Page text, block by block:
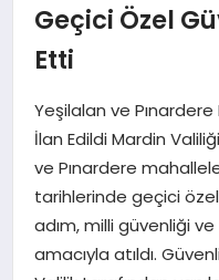
MAGAZIN
EĞITIM
TEKNOLOJI
Geçici Özel
Etti
Yeşilalan ve
İlan Edildi Mardin
ve Pınardere
tarihlerinde geçici
adım, milli güvenliği
amacıyla atıldı.